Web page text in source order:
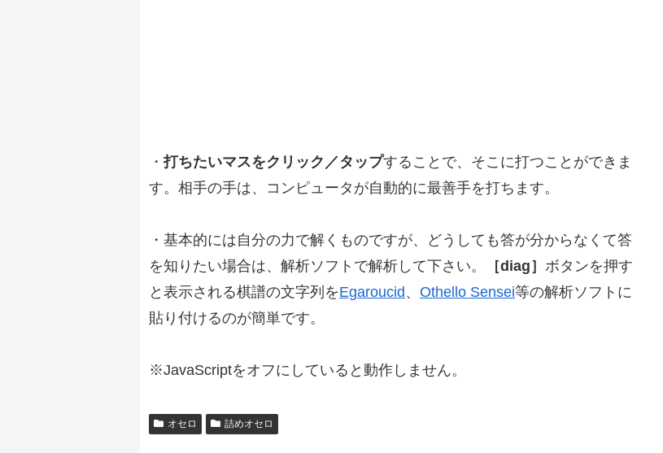
・打ちたいマスをクリック／タップすることで、そこに打つことができま
す。相手の手は、コンピュータが自動的に最善手を打ちます。
・基本的には自分の力で解くものですが、どうしても答が分からなくて答
を知りたい場合は、解析ソフトで解析して下さい。
［diag］ ボタンを押す
と表示される棋譜の文字列をEgaroucid、 Othello Sensei等の解析ソフトに
貼り付けるのが簡単です。
※JavaScriptをオフにしていると動作しません。
オセロ 詰めオセロ